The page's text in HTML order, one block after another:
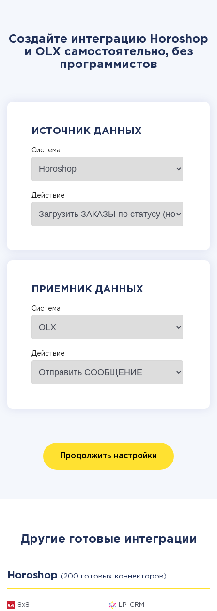
Создайте интеграцию Horoshop
и OLX самостоятельно, без
программистов
ИСТОЧНИК ДАННЫХ
Система
Действие
ПРИЕМНИК ДАННЫХ
Система
Действие
Продолжить настройки
Другие готовые интеграции
Horoshop (200 готовых коннекторов)
8x8 LP-CRM